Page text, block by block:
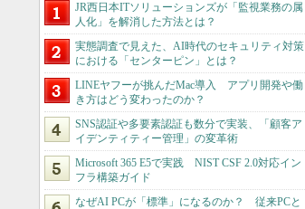
JR西日本ITソリューションズが「監視業務の属
人化」を解消した方法とは？
実態調査で見えた、AI時代のセキュリティ対策
における「センターピン」とは？
LINEヤフーが挑んだMac導入 アプリ開発や働
き方はどう変わったのか？
SNS認証や多要素認証も数分で実装、「顧客ア
イデンティティー管理」の変革術
Microsoft 365 E5で実践 NIST CSF 2.0対応イン
フラ構築ガイド
なぜAI PCが「標準」になるのか？ 従来PCと